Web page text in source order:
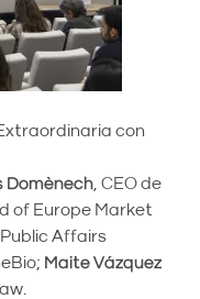
con
Domènech , CEO de
of Europe Market
Affairs
Maite Vázquez